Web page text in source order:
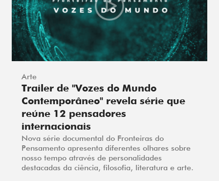
Arte
Trailer de "Vozes do Mundo
Contemporâneo" revela série que
reúne 12 pensadores
internacionais
Nova série documental do Fronteiras do
Pensamento apresenta diferentes olhares sobre
nosso tempo através de personalidades
destacadas da ciência, filosofia, literatura e arte.